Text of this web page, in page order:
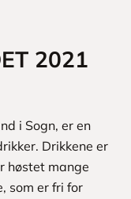
2021
i Sogn, er en
Drikkene er
høstet mange
som er fri for